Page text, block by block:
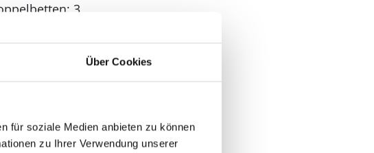
Über Cookies
für soziale Medien anbieten zu können
zu Ihrer Verwendung unserer
3
1